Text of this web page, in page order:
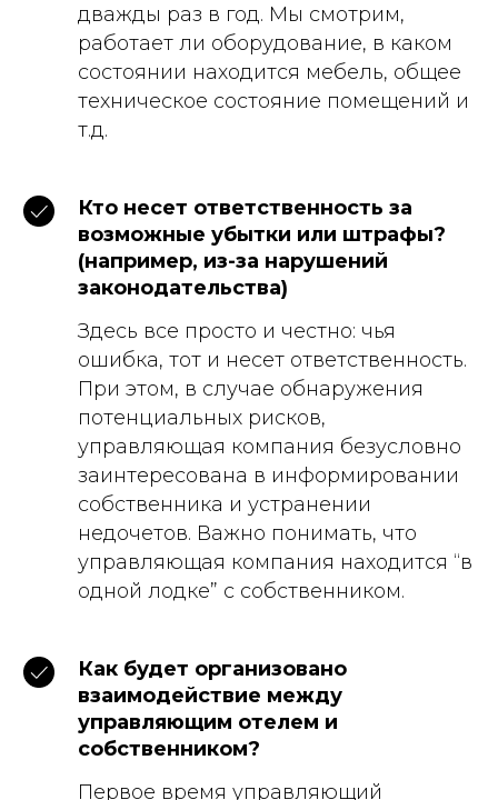
дважды раз в год. Мы смотрим,
работает ли оборудование, в каком
состоянии находится мебель, общее
техническое состояние помещений и
т.д.
Кто несет ответственность за
возможные убытки или штрафы?
(например, из-за нарушений
законодательства)
Здесь все просто и честно: чья
ошибка, тот и несет ответственность.
При этом, в случае обнаружения
потенциальных рисков,
управляющая компания безусловно
заинтересована в информировании
собственника и устранении
недочетов. Важно понимать, что
управляющая компания находится “в
одной лодке” с собственником.
Как будет организовано
взаимодействие между
управляющим отелем и
собственником?
Первое время управляющий